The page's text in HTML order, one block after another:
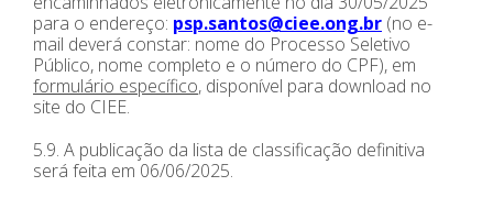
para o endereço: psp.santos@ciee.ong.br (no e-
mail deverá constar: nome do Processo Seletivo
Público, nome completo e o número do CPF), em
formulário específico, disponível para download no
site do CIEE.
5.9. A publicação da lista de classificação definitiva
será feita em 06/06/2025.